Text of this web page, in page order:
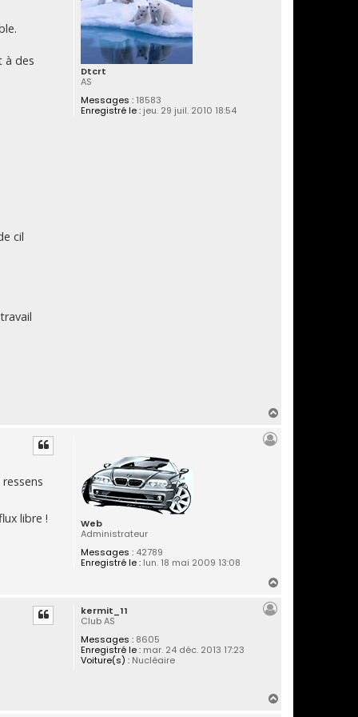
Dtcrt
AS
Messages :18583
Enregistré le :jeu. 29 juil. 2010 18:54
à des
cil
Web
Administrateur
Messages :42789
Enregistré le :lun. 18 mai 2009 13:08
libre !
kermit_11
Club AS
Messages :8605
Enregistré le :mar. 24 déc. 2013 17:23
Voiture(s) :Nucléaire